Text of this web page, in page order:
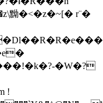
黝�<�z�~[� r¨�
!